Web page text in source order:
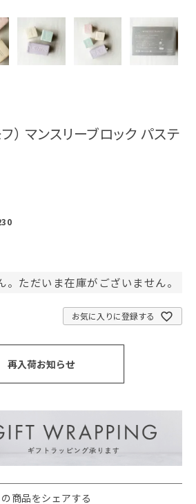
） マンスリーブロック パステ
。ただいま在庫がございません。
お気に入りに登録する
再入荷お知らせ
の商品をシェアする